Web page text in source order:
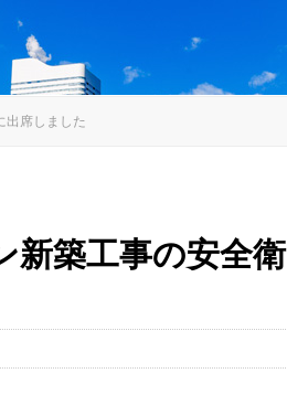
出席しました
新築工事の安全衛